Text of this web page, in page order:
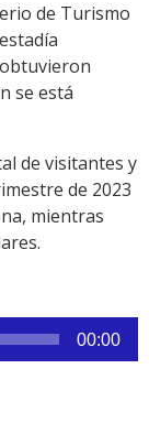
de Turismo
se está
de visitantes y
de 2023
mientras
00:00